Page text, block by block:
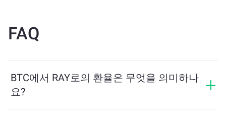
FAQ
BTC에서 RAY로의 환율은 무엇을 의미하나
요?